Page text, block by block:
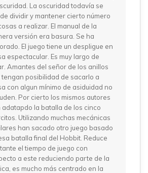
La oscuridad todavía se
dividir y mantener cierto número
a realizar. El manual de la
versión era basura. Se ha
El juego tiene un despligue en
espectacular. Es muy largo de
Amantes del señor de los anillos
tengan posibilidad de sacarlo a
con algun mínimo de asiduidad no
Por cierto los mismos autores
adatapdo la batalla de los cinco
Utilizando muchas mecánicas
han sacado otro juego basado
batalla final del Hobbit. Reduce
el tiempo de juego con
a este reduciendo parte de la
es mucho más centrado en la